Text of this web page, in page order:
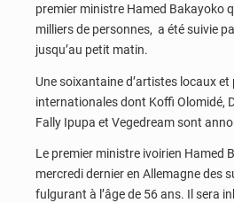
premier ministre Hamed Bakayoko
milliers de personnes, a été suivie
jusqu’au petit matin.
Une soixantaine d’artistes locaux
internationales dont Koffi Olomidé,
Fally Ipupa et Vegedream sont
Le premier ministre ivoirien Hamed
mercredi dernier en Allemagne des
fulgurant à l’âge de 56 ans. Il sera